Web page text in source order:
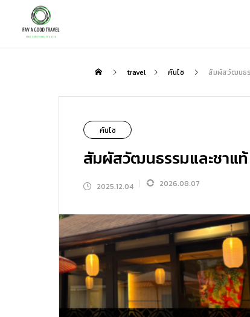
เพลิดเพลินกับชาสไตล์ญี่ปุ่นกับสถ
ป็นมากกว่าแค่ร้านอาหาร | สัมผัสร
ชาแท้ ความสงบ และมื้ออาหารสุ
NOAN
2026.01.31
NEW
ตะลุย “โกเรียวคาคุ” ป้อมดาว 5 แฉ
ฮาโกดาเตะ แนะนำจุดเด่น โรงแรมเ
ละที่เที่ยวรอบทิศ
2026.08.06
แนะนำเส้นทางเที่ยวญี่ปุ่นกับ Peach
ส้นทางที่ไม่ควรพลาด
2026.02.23
travel คันไซ สัมผัสวัฒนธร
คันไซ
สัมผัสวัฒนธรรมและชาแท้
2025.12.04 2026.08.07